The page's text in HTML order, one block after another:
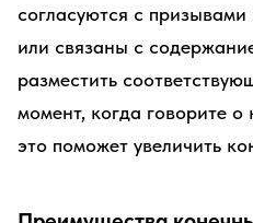
согласуются с
или связаны с
разместить
момент, когда говорите
это поможет увеличить